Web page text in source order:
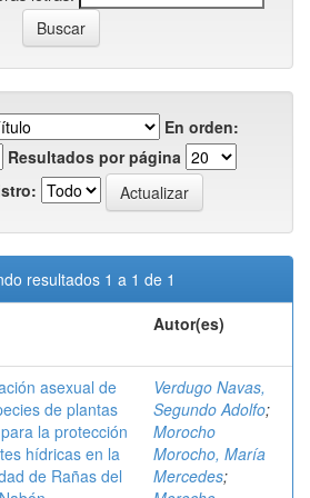
En orden:
Resultados por página
resultados 1 a 1 de 1
Autor(es)
asexual de
de plantas
la protección
hídricas en la
de Rañas del
Verdugo Navas,
Segundo Adolfo;
Morocho
Morocho, María
Mercedes;